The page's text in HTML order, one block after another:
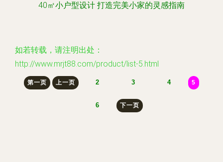
40㎡小户型设计 打造完美小家的灵感指南
如若转载，请注明出处：
http://www.mrjt88.com/product/list-5.html
第一页 上一页 2 3 4 5
6 下一页